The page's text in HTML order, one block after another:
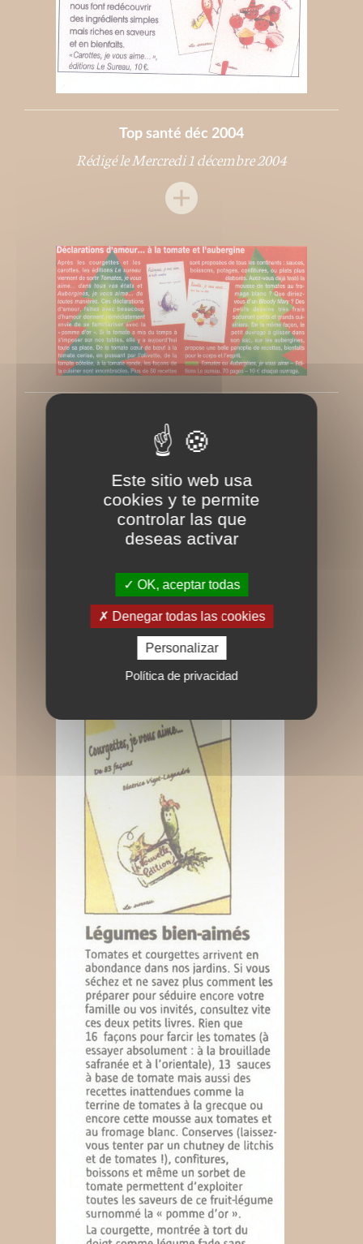
Top santé déc 2004
Rédigé le Mercredi 1 décembre 2004
Rédigé le Mercredi 1 décembre 2004
Este sitio web usa
cookies y te permite
controlar las que
deseas activar
OK, aceptar todas
Denegar todas las cookies
Personalizar
Política de privacidad